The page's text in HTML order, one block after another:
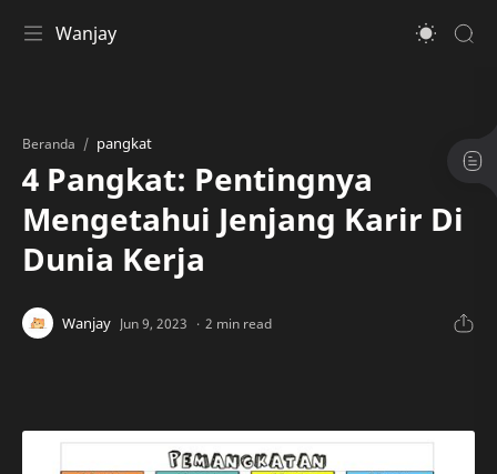
Wanjay
Beranda pangkat
4 Pangkat: Pentingnya
Mengetahui Jenjang Karir Di
Dunia Kerja
2 min read